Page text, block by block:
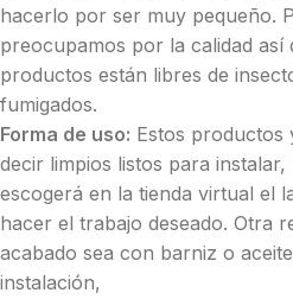
hacerlo por ser muy pequeño.
preocupamos por la calidad así
productos están libres de
fumigados.
Forma de uso: Estos productos
decir limpios listos para
escogerá en la tienda virtual el
hacer el trabajo deseado. Otra
acabado sea con barniz o
instalación,